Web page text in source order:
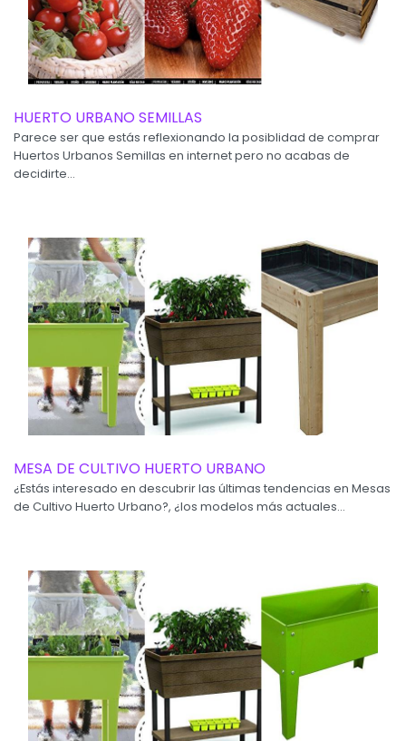
HUERTO URBANO SEMILLAS
Parece ser que estás reflexionando la posiblidad de comprar
Huertos Urbanos Semillas en internet pero no acabas de
decidirte...
MESA DE CULTIVO HUERTO URBANO
¿Estás interesado en descubrir las últimas tendencias en Mesas
de Cultivo Huerto Urbano?, ¿los modelos más actuales...